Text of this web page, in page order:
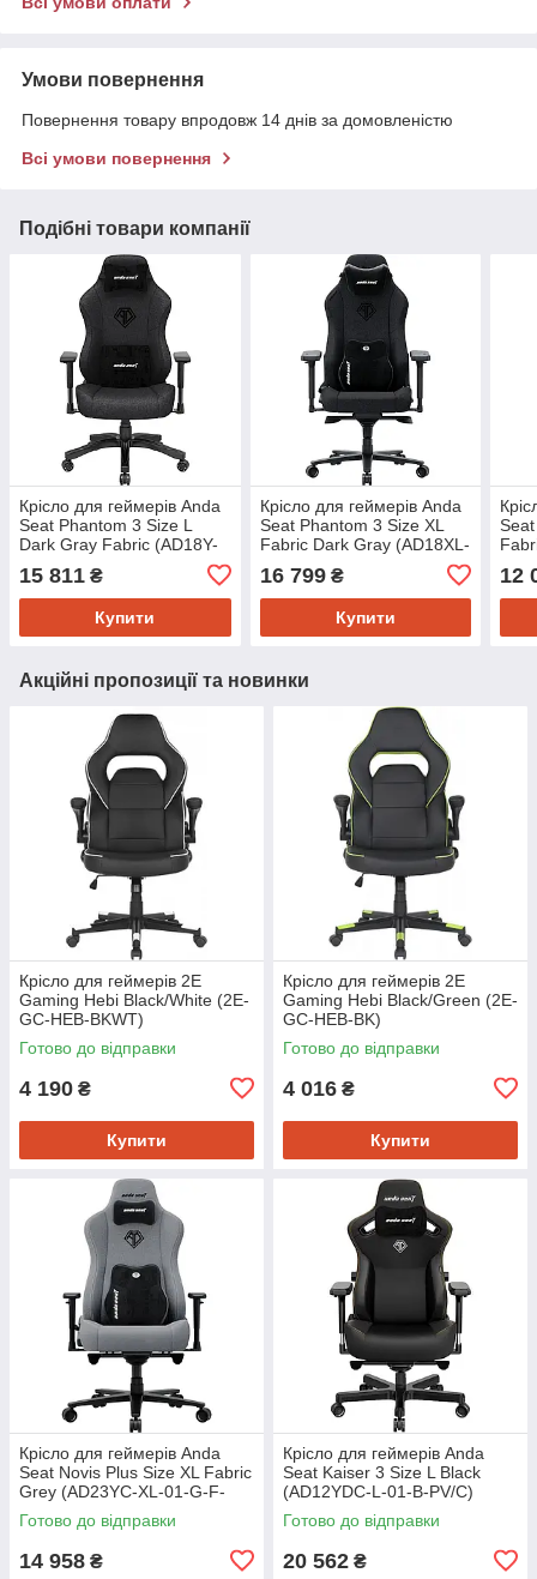
Умови повернення
Повернення товару впродовж 14 днів за домовленістю
Всі умови повернення
Подібні товари компанії
Крісло для геймерів Anda
Seat Phantom 3 Size L
Dark Gray Fabric (AD18Y-
15 811 ₴
Купити
Крісло для геймерів Anda
Seat Phantom 3 Size XL
Fabric Dark Gray (AD18XL-
16 799₴
Купити
12
Акційні пропозиції та новинки
Крісло для геймерів 2E
Gaming Hebi Black/White (2E-
GC-HEB-BKWT)
Готово до відправки
4 190 ₴
Купити
Крісло для геймерів 2E
Gaming Hebi Black/Green (2E-
GC-HEB-BK)
Готово до відправки
4 016 ₴
Купити
Крісло для геймерів Anda
Seat Novis Plus Size XL Fabric
Grey (AD23YC-XL-01-G-F-
G04)
Готово до відправки
14 958 ₴
Крісло для геймерів Anda
Seat Kaiser 3 Size L Black
(AD12YDC-L-01-B-PV/C)
Готово до відправки
20 562 ₴